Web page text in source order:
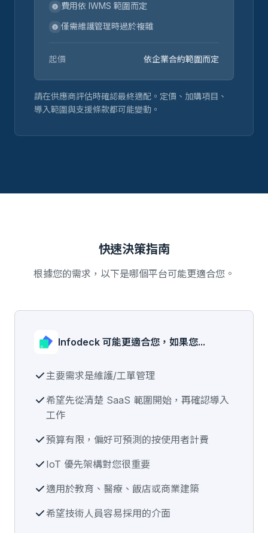
費用依 IWMS 範圍而定
僅需維護管理時過於複雜
起價 依企業合約範圍而定
請在供應商評估時確認最終適配。定價、加購項目、
導入範圍與支援條款都可能變動。
快速決策指南
根據您的需求，以下是哪個平台可能更適合您。
Infodeck 可能更適合您，如果您...
主要需求是維護/工單管理
希望先從清楚 SaaS 範圍開始，再確認導入
工作
預算有限，偏好可預測的按使用者計費
IoT 優先架構對您很重要
適用於教育、醫療、飯店或商業建築
希望技術人員容易採用的介面